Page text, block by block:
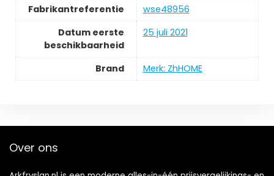
Fabrikantreferentie
wse48956
Datum eerste
beschikbaarheid
25 juli 2021
Brand Merk: ZhHOME
Over ons